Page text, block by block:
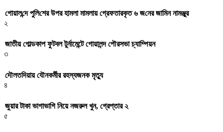
গোয়াল‌ন্দে পু‌লি‌শের উপর হামলা মামলায় গ্রেফতারকৃত ৬ জ‌নের জা‌মিন নামঞ্জুর
২
জাতীয় গোল্ডকাপ ফুটবল টুর্নামেন্টে গোয়ালন্দ পৌরসভা চ্যাম্পিয়ন
৩
দৌলতদিয়ায় যৌনকর্মীর রহস্যজনক মৃত্যু
৪
জুয়ার টাকা ভাগাভাগি নিয়ে নজরুল খুন, গ্রেপ্তার ২
৫